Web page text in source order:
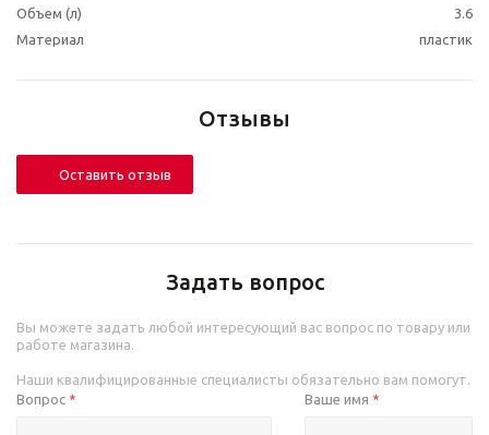
Объем (л)
3.6
Материал
пластик
Отзывы
Оставить отзыв
Задать вопрос
Вы можете задать любой интересующий вас вопрос по товару или
работе магазина.
Наши квалифицированные специалисты обязательно вам помогут.
Вопрос * Ваше имя *